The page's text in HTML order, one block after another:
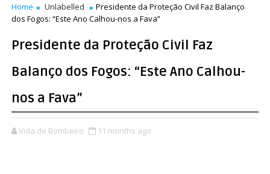
Home Unlabelled
Presidente da Proteção Civil Faz Balanço
dos Fogos: “Este Ano Calhou-nos a Fava”
Presidente da Proteção Civil Faz
Balanço dos Fogos: “Este Ano Calhou-
nos a Fava”
Vida de Bombeiro 11 months ago